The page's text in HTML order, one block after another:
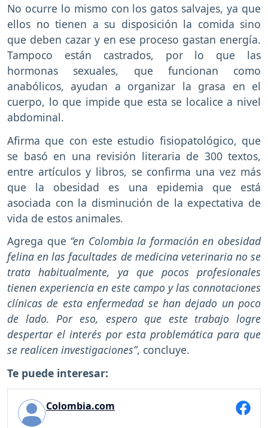
No ocurre lo mismo con los gatos salvajes, ya que
ellos no tienen a su disposición la comida sino
que deben cazar y en ese proceso gastan energía.
Tampoco están castrados, por lo que las
hormonas sexuales, que funcionan como
anabólicos, ayudan a organizar la grasa en el
cuerpo, lo que impide que esta se localice a nivel
abdominal.
Afirma que con este estudio fisiopatológico, que
se basó en una revisión literaria de 300 textos,
entre artículos y libros, se confirma una vez más
que la obesidad es una epidemia que está
asociada con la disminución de la expectativa de
vida de estos animales.
Agrega que “en Colombia la formación en obesidad
felina en las facultades de medicina veterinaria no se
trata habitualmente, ya que pocos profesionales
tienen experiencia en este campo y las connotaciones
clínicas de esta enfermedad se han dejado un poco
de lado. Por eso, espero que este trabajo logre
despertar el interés por esta problemática para que
se realicen investigaciones”, concluye.
Te puede interesar:
Colombia.com